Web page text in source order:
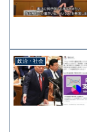
政治・社会